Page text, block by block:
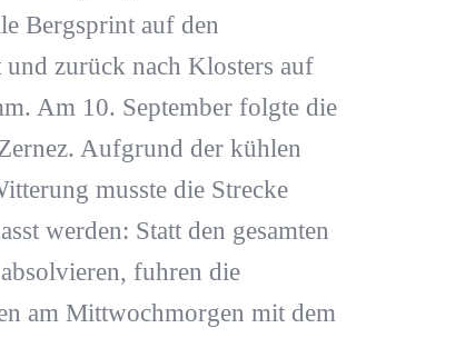
Bergsprint auf den
und zurück nach Klosters auf
Am 10. September folgte die
Aufgrund der kühlen
musste die Strecke
werden: Statt den gesamten
fuhren die
am Mittwochmorgen mit dem